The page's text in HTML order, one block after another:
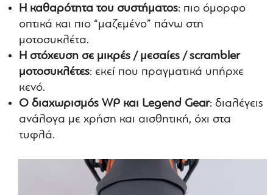
Η καθαρότητα του συστήματος: πιο όμορφο
οπτικά και πιο “μαζεμένο” πάνω στη
μοτοσυκλέτα.
Η στόχευση σε μικρές / μεσαίες / scrambler
μοτοσυκλέτες: εκεί που πραγματικά υπήρχε
κενό.
Ο διαχωρισμός WP και Legend Gear: διαλέγεις
ανάλογα με χρήση και αισθητική, όχι στα
τυφλά.